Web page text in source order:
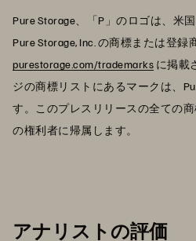
Pure Storage、「P」のロゴは、米
Pure Storage, Inc. の商標または登録
purestorage.com/trademarks に掲載
ジの商標リストにあるマークは、
す。このプレスリリースの全ての
の権利者に帰属します。
アナリストの評価